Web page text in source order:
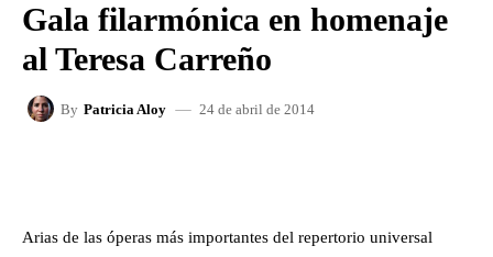
Gala filarmónica en homenaje
al Teresa Carreño
By Patricia Aloy 24 de abril de 2014
Arias de las óperas más importantes del repertorio universal